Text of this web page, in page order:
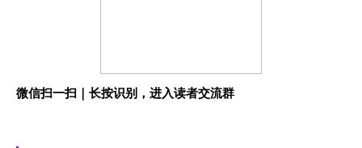
微信扫一扫｜长按识别，进入读者交流群